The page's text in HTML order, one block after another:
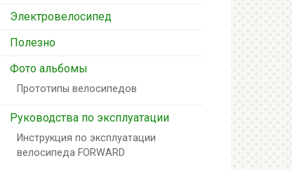
Электровелосипед
Полезно
Фото альбомы
Прототипы велосипедов
Руководства по эксплуатации
Инструкция по эксплуатации
велосипеда FORWARD